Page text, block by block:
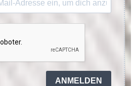
ANMELDEN